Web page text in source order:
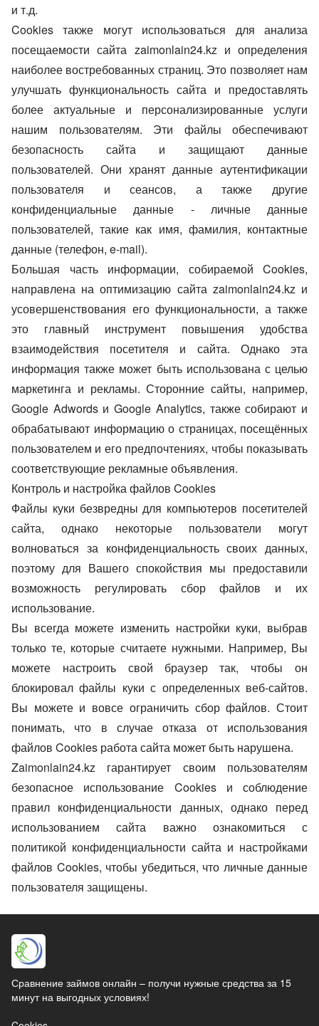
и т.д.
Cookies также могут использоваться для анализа
посещаемости сайта zaimonlain24.kz и определения
наиболее востребованных страниц. Это позволяет нам
улучшать функциональность сайта и предоставлять
более актуальные и персонализированные услуги
нашим пользователям. Эти файлы обеспечивают
безопасность сайта и защищают данные
пользователей. Они хранят данные аутентификации
пользователя и сеансов, а также другие
конфиденциальные данные - личные данные
пользователей, такие как имя, фамилия, контактные
данные (телефон, e-mail).
Большая часть информации, собираемой Cookies,
направлена на оптимизацию сайта zaimonlain24.kz и
усовершенствования его функциональности, а также
это главный инструмент повышения удобства
взаимодействия посетителя и сайта. Однако эта
информация также может быть использована с целью
маркетинга и рекламы. Сторонние сайты, например,
Google Adwords и Google Analytics, также собирают и
обрабатывают информацию о страницах, посещённых
пользователем и его предпочтениях, чтобы показывать
соответствующие рекламные объявления.
Контроль и настройка файлов Cookies
Файлы куки безвредны для компьютеров посетителей
сайта, однако некоторые пользователи могут
волноваться за конфиденциальность своих данных,
поэтому для Вашего спокойствия мы предоставили
возможность регулировать сбор файлов и их
использование.
Вы всегда можете изменить настройки куки, выбрав
только те, которые считаете нужными. Например, Вы
можете настроить свой браузер так, чтобы он
блокировал файлы куки с определенных веб-сайтов.
Вы можете и вовсе ограничить сбор файлов. Стоит
понимать, что в случае отказа от использования
файлов Cookies работа сайта может быть нарушена.
Zaimonlain24.kz гарантирует своим пользователям
безопасное использование Cookies и соблюдение
правил конфиденциальности данных, однако перед
использованием сайта важно ознакомиться с
политикой конфиденциальности сайта и настройками
файлов Cookies, чтобы убедиться, что личные данные
пользователя защищены.
Сравнение займов онлайн – получи нужные средства за 15
минут на выгодных условиях!